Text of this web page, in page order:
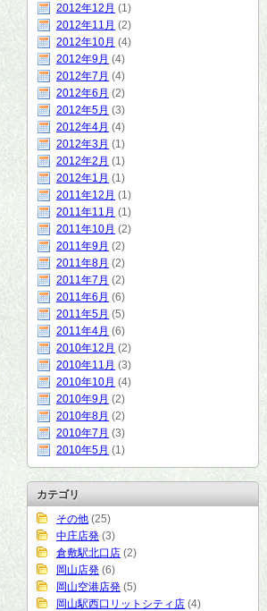
2012年12月 (1)
2012年11月 (2)
2012年10月 (4)
2012年9月 (4)
2012年7月 (4)
2012年6月 (2)
2012年5月 (3)
2012年4月 (4)
2012年3月 (1)
2012年2月 (1)
2012年1月 (1)
2011年12月 (1)
2011年11月 (1)
2011年10月 (2)
2011年9月 (2)
2011年8月 (2)
2011年7月 (2)
2011年6月 (6)
2011年5月 (5)
2011年4月 (6)
2010年12月 (2)
2010年11月 (3)
2010年10月 (4)
2010年9月 (2)
2010年8月 (2)
2010年7月 (3)
2010年5月 (1)
カテゴリ
その他 (25)
中庄店発 (3)
倉敷駅北口店 (2)
岡山店発 (6)
岡山空港店発 (5)
岡山駅西口リットシティ店 (4)